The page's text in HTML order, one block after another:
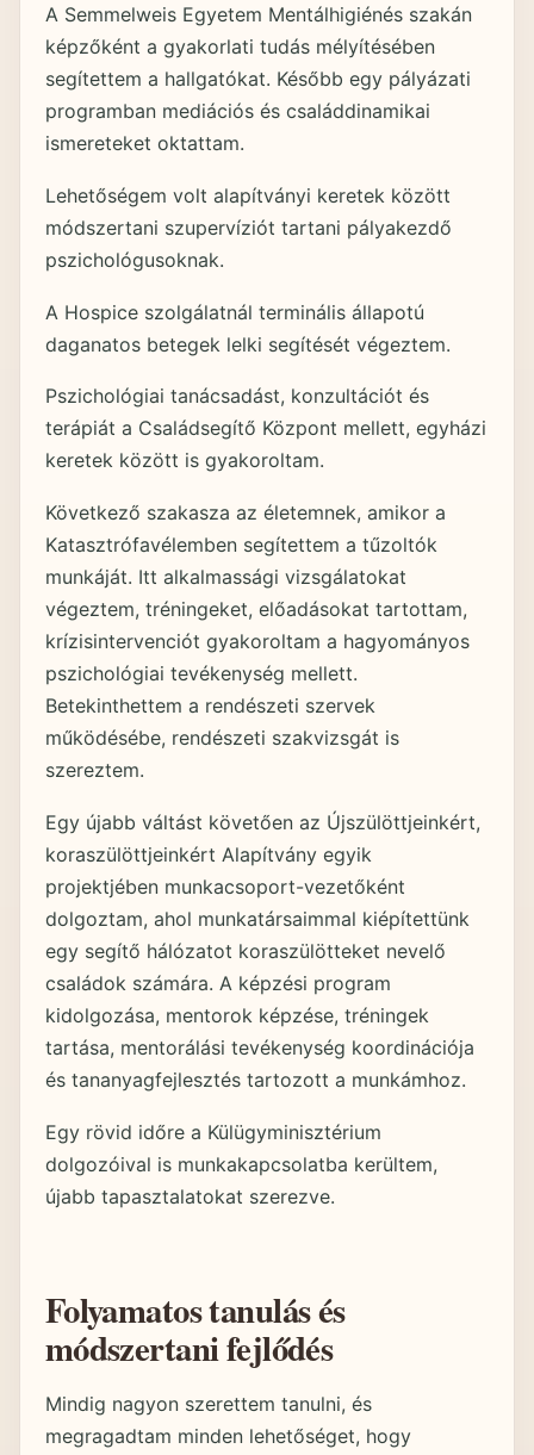
A Semmelweis Egyetem Mentálhigiénés szakán
képzőként a gyakorlati tudás mélyítésében
segítettem a hallgatókat. Később egy pályázati
programban mediációs és családdinamikai
ismereteket oktattam.
Lehetőségem volt alapítványi keretek között
módszertani szupervíziót tartani pályakezdő
pszichológusoknak.
A Hospice szolgálatnál terminális állapotú
daganatos betegek lelki segítését végeztem.
Pszichológiai tanácsadást, konzultációt és
terápiát a Családsegítő Központ mellett, egyházi
keretek között is gyakoroltam.
Következő szakasza az életemnek, amikor a
Katasztrófavélemben segítettem a tűzoltók
munkáját. Itt alkalmassági vizsgálatokat
végeztem, tréningeket, előadásokat tartottam,
krízisintervenciót gyakoroltam a hagyományos
pszichológiai tevékenység mellett.
Betekinthettem a rendészeti szervek
működésébe, rendészeti szakvizsgát is
szereztem.
Egy újabb váltást követően az Újszülöttjeinkért,
koraszülöttjeinkért Alapítvány egyik
projektjében munkacsoport-vezetőként
dolgoztam, ahol munkatársaimmal kiépítettünk
egy segítő hálózatot koraszülötteket nevelő
családok számára. A képzési program
kidolgozása, mentorok képzése, tréningek
tartása, mentorálási tevékenység koordinációja
és tananyagfejlesztés tartozott a munkámhoz.
Egy rövid időre a Külügyminisztérium
dolgozóival is munkakapcsolatba kerültem,
újabb tapasztalatokat szerezve.
Folyamatos tanulás és
módszertani fejlődés
Mindig nagyon szerettem tanulni, és
megragadtam minden lehetőséget, hogy